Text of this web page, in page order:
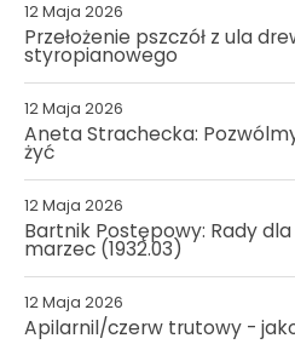
12 Maja 2026
Przełożenie pszczół z ula
styropianowego
12 Maja 2026
Aneta Strachecka:
żyć
12 Maja 2026
Bartnik Postępowy: Rady
marzec (1932.03)
12 Maja 2026
Apilarnil/czerw trutowy -